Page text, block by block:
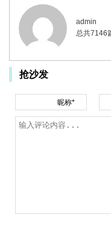
admin
总共7146
抢沙发
昵称*